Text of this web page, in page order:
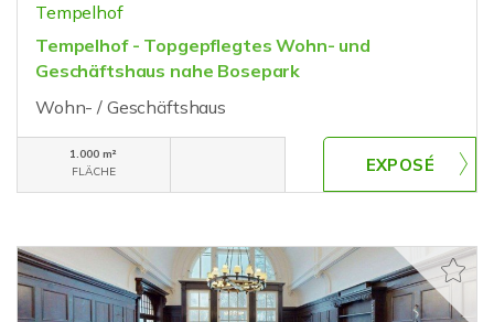
Tempelhof
Tempelhof - Topgepflegtes Wohn- und
Geschäftshaus nahe Bosepark
Wohn- / Geschäftshaus
1.000 m²
FLÄCHE